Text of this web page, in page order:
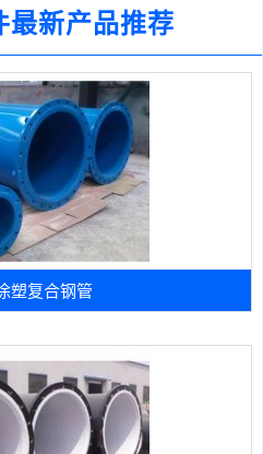
最新产品推荐
塑复合钢管